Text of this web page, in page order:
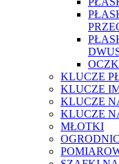
KLUCZE
KLUCZE
KLUCZE
KLUCZE
MŁOTKI